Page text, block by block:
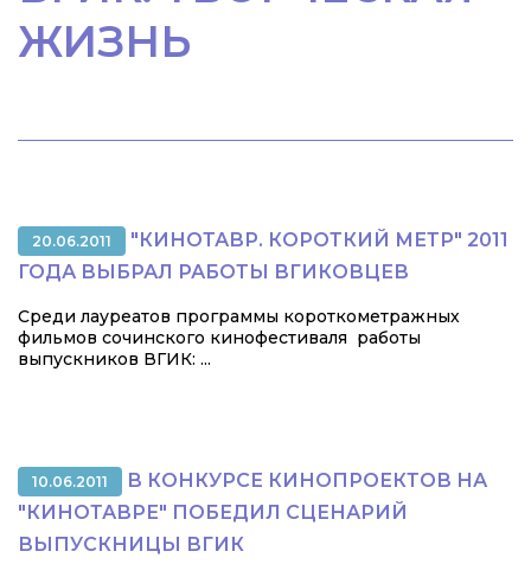
ЖИЗНЬ
20.06.2011
"КИНОТАВР. КОРОТКИЙ МЕТР" 2011
ГОДА ВЫБРАЛ РАБОТЫ ВГИКОВЦЕВ
Среди лауреатов программы короткометражных
фильмов сочинского кинофестиваля работы
выпускников ВГИК: ...
10.06.2011
В КОНКУРСЕ КИНОПРОЕКТОВ НА
"КИНОТАВРЕ" ПОБЕДИЛ СЦЕНАРИЙ
ВЫПУСКНИЦЫ ВГИК